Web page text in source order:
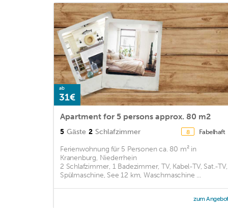
ab
31€
Apartment for 5 persons approx. 80 m2
5 Gäste 2 Schlafzimmer 8 Fabelhaft
Ferienwohnung für 5 Personen ca. 80 m² in
Kranenburg, Niederrhein
2 Schlafzimmer, 1 Badezimmer, TV, Kabel-TV, Sat.-TV,
Spülmaschine, See 12 km, Waschmaschine ...
zum Angebot